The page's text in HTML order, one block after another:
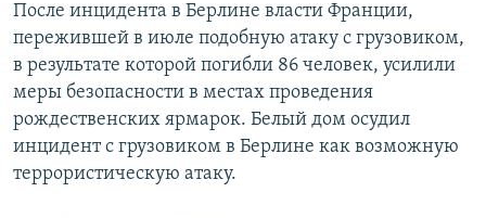
После инцидента в Берлине власти Франции,
пережившей в июле подобную атаку с грузовиком,
в результате которой погибли 86 человек, усилили
меры безопасности в местах проведения
рождественских ярмарок. Белый дом осудил
инцидент с грузовиком в Берлине как возможную
террористическую атаку.